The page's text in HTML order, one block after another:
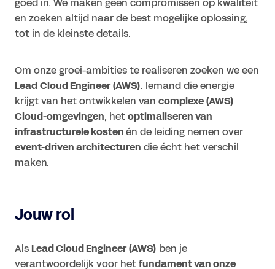
en zoeken altijd naar de best mogelijke oplossing,
tot in de kleinste details.
Om onze groei-ambities te realiseren zoeken we een
LeadCloud Engineer (AWS). Iemand die energie
krijgt van het ontwikkelen van complexe (AWS)
Cloud-omgevingen, hetoptimaliseren van
infrastructurele kostenén de leiding nemen over
event-driven architecturen die écht het verschil
maken.
Jouw rol
Als Lead Cloud Engineer (AWS) ben je
verantwoordelijk voor hetfundament van onze